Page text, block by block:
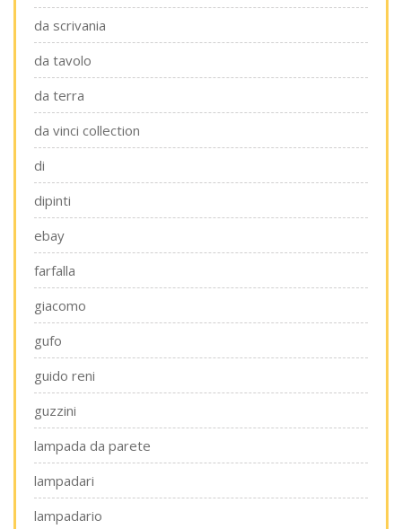
da scrivania
da tavolo
da terra
da vinci collection
di
dipinti
ebay
farfalla
giacomo
gufo
guido reni
guzzini
lampada da parete
lampadari
lampadario